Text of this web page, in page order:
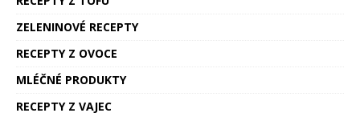
ZELENINOVÉ RECEPTY
RECEPTY Z OVOCE
MLÉČNÉ PRODUKTY
RECEPTY Z VAJEC